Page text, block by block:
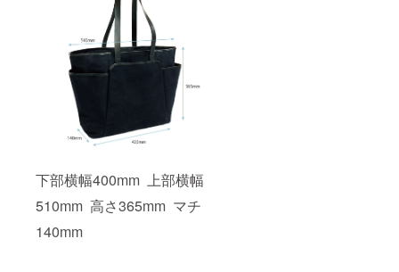
下部横幅400mm 上部横幅
510mm 高さ365mm マチ
140mm